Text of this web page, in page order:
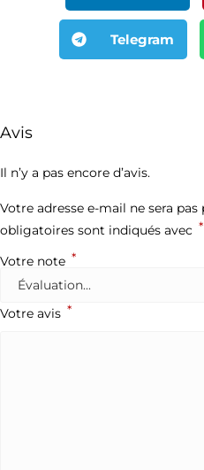
Telegram
Avis
Il n’y a pas encore d’avis.
Votre adresse e-mail ne sera pas
obligatoires sont indiqués avec *
Votre note *
Votre avis *